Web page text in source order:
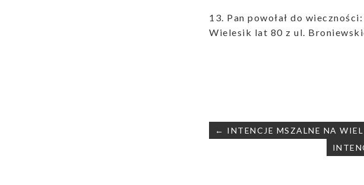
13. Pan powołał do
Wielesik lat 80 z ul.
Nawigacja
wpisu
← INTENCJE MSZALNE NA